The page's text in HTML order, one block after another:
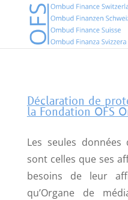
Déclaration de
la Fondation OFS
Les seules données
sont celles que ses
besoins de leur
qu’Organe de